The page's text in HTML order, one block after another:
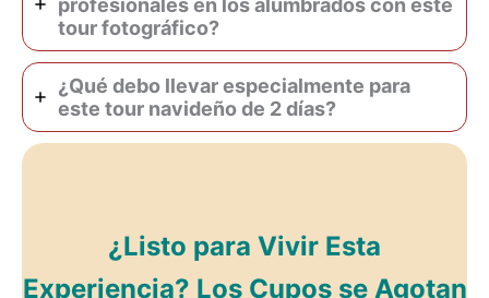
tour fotográfico?
¿Qué debo llevar especialmente para
este tour navideño de 2 días?
¿Listo para Vivir Esta
Experiencia? Los Cupos se Agotan